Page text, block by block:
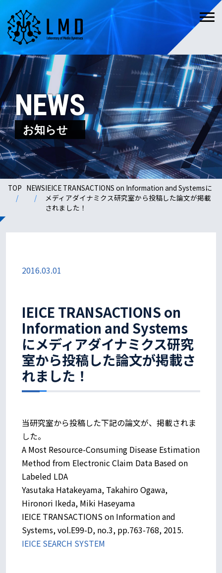
NEWS
お知らせ
TOP NEWSIEICE TRANSACTIONS on Information and Systemsに
メディアダイナミクス研究室から投稿した論文が掲載
されました！
2016.03.01
IEICE TRANSACTIONS on
Information and Systems
にメディアダイナミクス研究
室から投稿した論文が掲載さ
れました！
当研究室から投稿した下記の論文が、掲載されま
した。
A Most Resource-Consuming Disease Estimation
Method from Electronic Claim Data Based on
Labeled LDA
Yasutaka Hatakeyama, Takahiro Ogawa,
Hironori Ikeda, Miki Haseyama
IEICE TRANSACTIONS on Information and
Systems, vol.E99-D, no.3, pp.763-768, 2015.
IEICE SEARCH SYSTEM